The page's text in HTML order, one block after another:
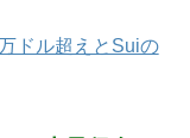
ドル超えとSuiの